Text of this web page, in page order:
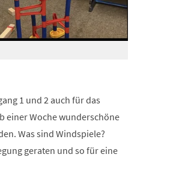
1 und 2 auch für das
einer Woche wunderschöne
Was sind Windspiele?
geraten und so für eine